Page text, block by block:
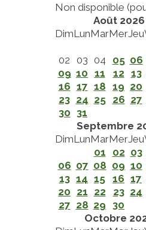
Non disponible
Août 2026
DimLunMarMerJeu
02 03 04 05 06
09 10 11 12 13
16 17 18 19 20
23 24 25 26 27
30 31
Septembre
DimLunMarMerJeu
01
02 03
06 07 08 09 10
13 14 15 16 17
20 21 22 23 24
27 28 29 30
Octobre